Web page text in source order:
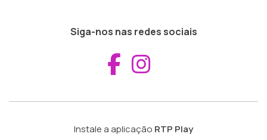
Siga-nos nas redes sociais
Aceder ao
Instale a aplicação RTP Play